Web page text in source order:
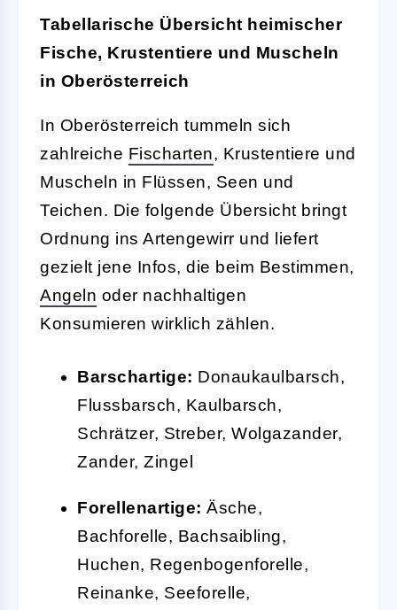
Tabellarische Übersicht heimischer
Fische, Krustentiere und Muscheln
in Oberösterreich
In Oberösterreich tummeln sich
zahlreiche Fischarten, Krustentiere und
Muscheln in Flüssen, Seen und
Teichen. Die folgende Übersicht bringt
Ordnung ins Artengewirr und liefert
gezielt jene Infos, die beim Bestimmen,
Angeln oder nachhaltigen
Konsumieren wirklich zählen.
Barschartige: Donaukaulbarsch,
Flussbarsch, Kaulbarsch,
Schrätzer, Streber, Wolgazander,
Zander, Zingel
Forellenartige: Äsche,
Bachforelle, Bachsaibling,
Huchen, Regenbogenforelle,
Reinanke, Seeforelle,